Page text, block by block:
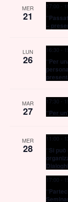
MER
21
17:00 -
–
LUN
26
16:30 -
“Per
MAR
27
17:30 -
“Per
MER
28
11:00 -
“Si
17:00 -